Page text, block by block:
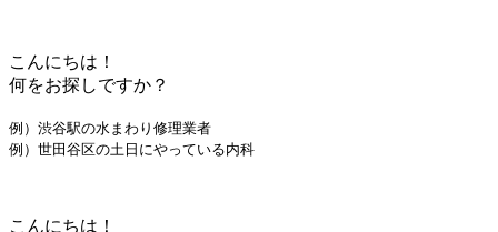
こんにちは！
何をお探しですか？
例）渋谷駅の水まわり修理業者
例）世田谷区の土日にやっている内科
こんにちは！